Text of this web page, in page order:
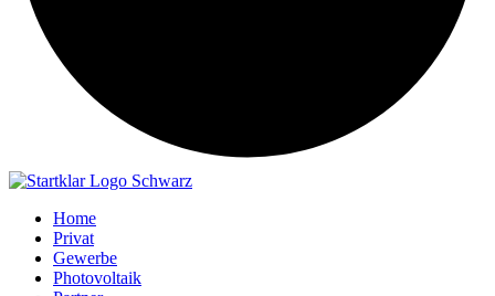
Home
Privat
Gewerbe
Photovoltaik